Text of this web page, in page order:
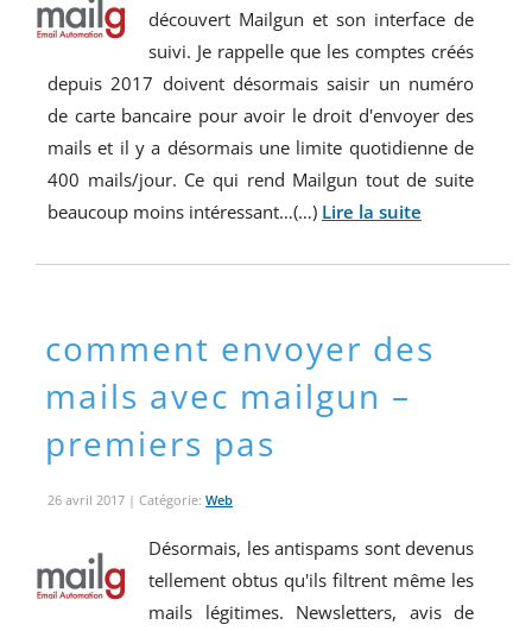
découvert Mailgun et son interface de
suivi. Je rappelle que les comptes créés
depuis 2017 doivent désormais saisir un numéro
de carte bancaire pour avoir le droit d'envoyer des
mails et il y a désormais une limite quotidienne de
400 mails/jour. Ce qui rend Mailgun tout de suite
beaucoup moins intéressant…(…) Lire la suite
comment envoyer des
mails avec mailgun –
premiers pas
26 avril 2017 | Catégorie: Web
Désormais, les antispams sont devenus
tellement obtus qu'ils filtrent même les
mails légitimes. Newsletters, avis de